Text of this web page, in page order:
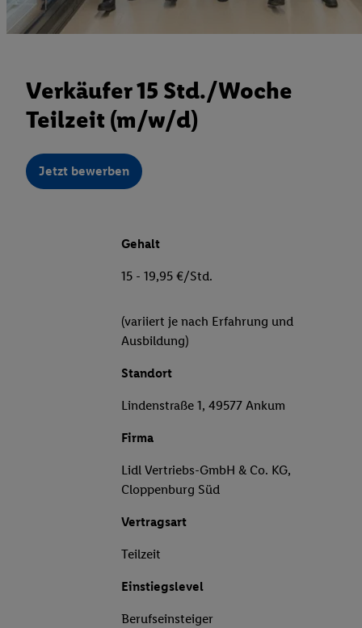
Verkäufer 15 Std./Woche
Teilzeit (m/w/d)
Jetzt bewerben
Gehalt
15 - 19,95 €/Std.
(variiert je nach Erfahrung und
Ausbildung)
Standort
Lindenstraße 1, 49577 Ankum
Firma
Lidl Vertriebs-GmbH & Co. KG,
Cloppenburg Süd
Vertragsart
Teilzeit
Einstiegslevel
Berufseinsteiger